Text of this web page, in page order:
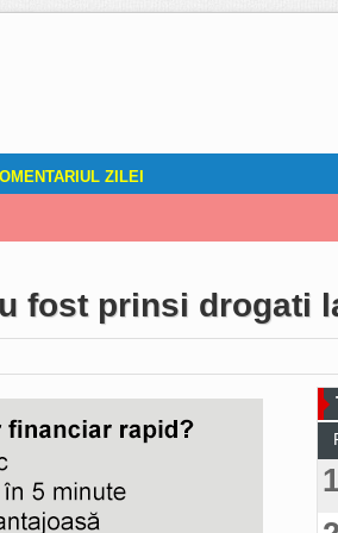
ZILEI
fost prinsi drogati